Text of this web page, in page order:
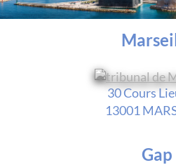
30 Cours
13001
Gap